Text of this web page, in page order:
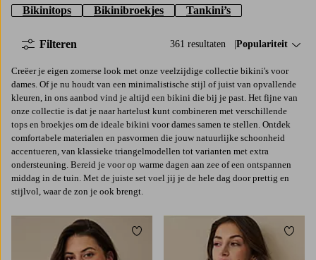
Bikinitops Bikinibroekjes Tankini’s
361 resultaten Sorteer op:
Populariteit
Filteren
Creëer je eigen zomerse look met onze veelzijdige collectie bikini's voor
dames. Of je nu houdt van een minimalistische stijl of juist van opvallende
kleuren, in ons aanbod vind je altijd een bikini die bij je past. Het fijne van
onze collectie is dat je naar hartelust kunt combineren met verschillende
tops en broekjes om de ideale bikini voor dames samen te stellen. Ontdek
comfortabele materialen en pasvormen die jouw natuurlijke schoonheid
accentueren, van klassieke triangelmodellen tot varianten met extra
ondersteuning. Bereid je voor op warme dagen aan zee of een ontspannen
middag in de tuin. Met de juiste set voel jij je de hele dag door prettig en
stijlvol, waar de zon je ook brengt.
Toevoegen aan favorieten